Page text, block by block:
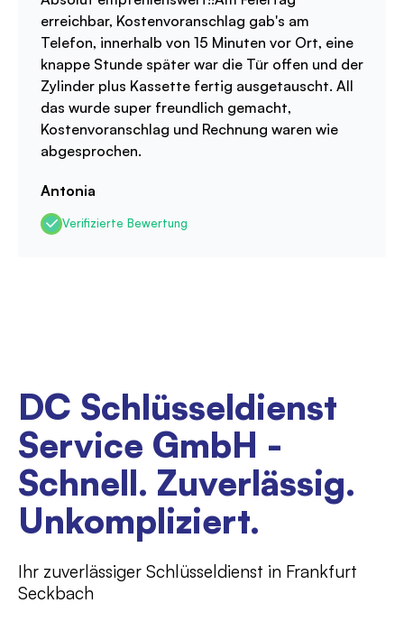
erreichbar, Kostenvoranschlag gab's am
Telefon, innerhalb von 15 Minuten vor Ort, eine
knappe Stunde später war die Tür offen und der
Zylinder plus Kassette fertig ausgetauscht. All
das wurde super freundlich gemacht,
Kostenvoranschlag und Rechnung waren wie
abgesprochen.
Antonia
Verifizierte Bewertung
DC Schlüsseldienst
Service GmbH -
Schnell. Zuverlässig.
Unkompliziert.
Ihr zuverlässiger Schlüsseldienst in Frankfurt
Seckbach